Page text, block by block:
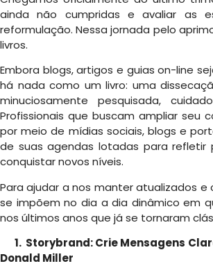
ainda não cumpridas e avaliar as
reformulação. Nessa jornada pelo
livros.
Embora blogs, artigos e guias on-line
há nada como um livro: uma
minuciosamente pesquisada,
Profissionais que buscam ampliar seu
por meio de mídias sociais, blogs e
de suas agendas lotadas para refletir
conquistar novos níveis.
Para ajudar a nos manter atualizados
se impõem no dia a dia dinâmico em
nos últimos anos que já se tornaram
1. Storybrand: Crie Mensagens
Donald Miller